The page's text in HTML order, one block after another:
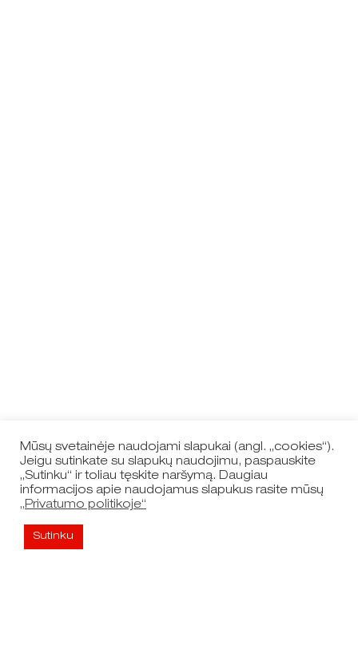
Mūsų svetainėje naudojami slapukai (angl. „cookies“).
Jeigu sutinkate su slapukų naudojimu, paspauskite
„Sutinku“ ir toliau tęskite naršymą. Daugiau
informacijos apie naudojamus slapukus rasite mūsų
„Privatumo politikoje“
Sutinku